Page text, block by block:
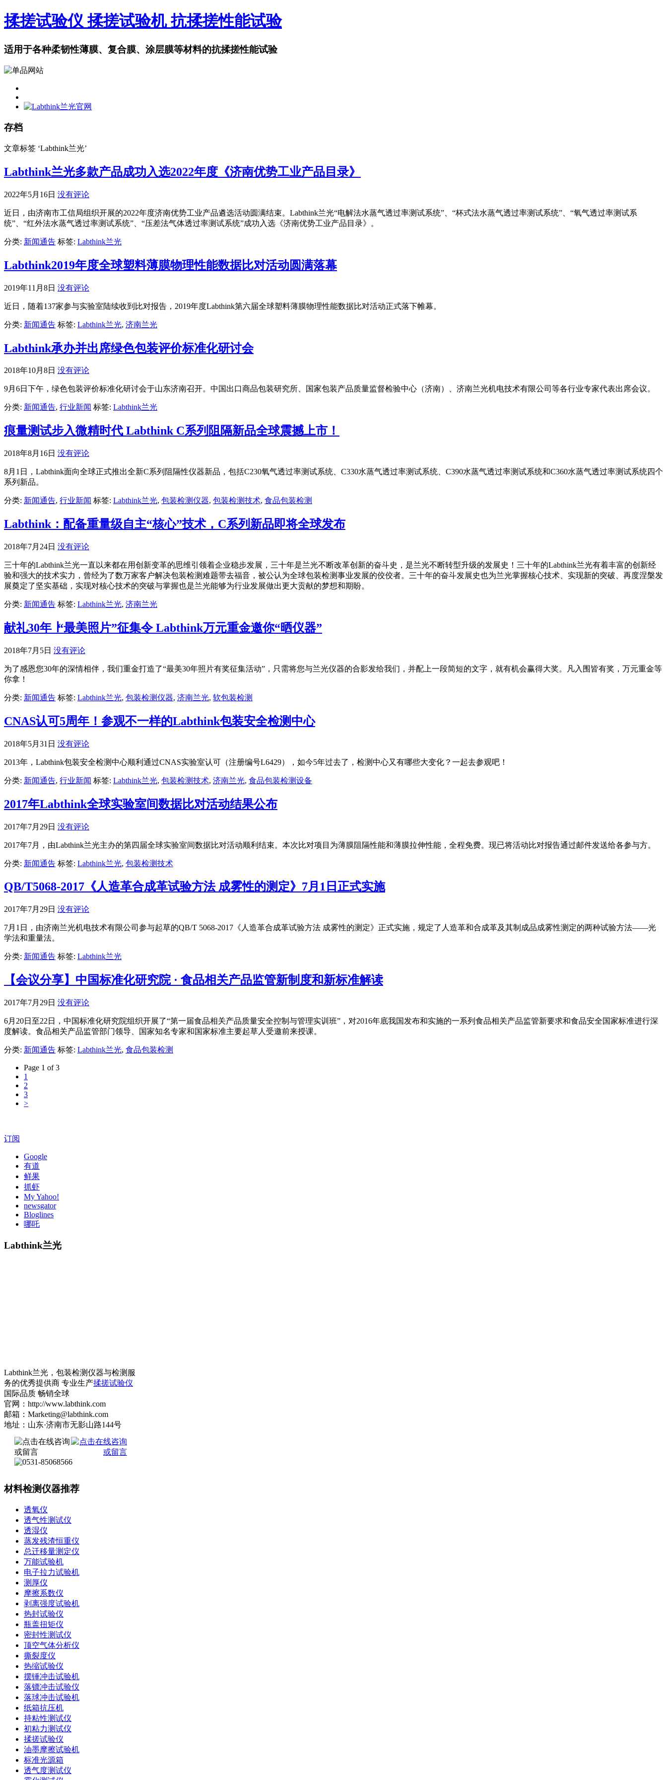
揉搓试验仪 揉搓试验机 抗揉搓性能试验
适用于各种柔韧性薄膜、复合膜、涂层膜等材料的抗揉搓性能试验
存档
文章标签 ‘Labthink兰光’
Labthink兰光多款产品成功入选2022年度《济南优势工业产品目录》
2022年5月16日 没有评论
近日，由济南市工信局组织开展的2022年度济南优势工业产品遴选活动圆满结束。Labthink兰光“电解法水蒸气透过率测试系统”、“杯式法水蒸气透过率测试系统”、“氧气透过率测试系
统”、“红外法水蒸气透过率测试系统”、“压差法气体透过率测试系统”成功入选《济南优势工业产品目录》。
分类: 新闻通告 标签: Labthink兰光
Labthink2019年度全球塑料薄膜物理性能数据比对活动圆满落幕
2019年11月8日 没有评论
近日，随着137家参与实验室陆续收到比对报告，2019年度Labthink第六届全球塑料薄膜物理性能数据比对活动正式落下帷幕。
分类: 新闻通告 标签: Labthink兰光, 济南兰光
Labthink承办并出席绿色包装评价标准化研讨会
2018年10月8日 没有评论
9月6日下午，绿色包装评价标准化研讨会于山东济南召开。中国出口商品包装研究所、国家包装产品质量监督检验中心（济南）、济南兰光机电技术有限公司等各行业专家代表出席会议。
分类: 新闻通告, 行业新闻 标签: Labthink兰光
痕量测试步入微精时代 Labthink C系列阻隔新品全球震撼上市！
2018年8月16日 没有评论
8月1日，Labthink面向全球正式推出全新C系列阻隔性仪器新品，包括C230氧气透过率测试系统、C330水蒸气透过率测试系统、C390水蒸气透过率测试系统和C360水蒸气透过率测试系统四个
系列新品。
分类: 新闻通告, 行业新闻 标签: Labthink兰光, 包装检测仪器, 包装检测技术, 食品包装检测
Labthink：配备重量级自主“核心”技术，C系列新品即将全球发布
2018年7月24日 没有评论
三十年的Labthink兰光一直以来都在用创新变革的思维引领着企业稳步发展，三十年是兰光不断改革创新的奋斗史，是兰光不断转型升级的发展史！三十年的Labthink兰光有着丰富的创新经
验和强大的技术实力，曾经为了数万家客户解决包装检测难题带去福音，被公认为全球包装检测事业发展的佼佼者。三十年的奋斗发展史也为兰光掌握核心技术、实现新的突破、再度涅槃发
展奠定了坚实基础，实现对核心技术的突破与掌握也是兰光能够为行业发展做出更大贡献的梦想和期盼。
分类: 新闻通告 标签: Labthink兰光, 济南兰光
献礼30年 ∣“最美照片”征集令 Labthink万元重金邀你“晒仪器”
2018年7月5日 没有评论
为了感恩您30年的深情相伴，我们重金打造了“最美30年照片有奖征集活动”，只需将您与兰光仪器的合影发给我们，并配上一段简短的文字，就有机会赢得大奖。凡入围皆有奖，万元重金等
你拿！
分类: 新闻通告 标签: Labthink兰光, 包装检测仪器, 济南兰光, 软包装检测
CNAS认可5周年！参观不一样的Labthink包装安全检测中心
2018年5月31日 没有评论
2013年，Labthink包装安全检测中心顺利通过CNAS实验室认可（注册编号L6429），如今5年过去了，检测中心又有哪些大变化？一起去参观吧！
分类: 新闻通告, 行业新闻 标签: Labthink兰光, 包装检测技术, 济南兰光, 食品包装检测设备
2017年Labthink全球实验室间数据比对活动结果公布
2017年7月29日 没有评论
2017年7月，由Labthink兰光主办的第四届全球实验室间数据比对活动顺利结束。本次比对项目为薄膜阻隔性能和薄膜拉伸性能，全程免费。现已将活动比对报告通过邮件发送给各参与方。
分类: 新闻通告 标签: Labthink兰光, 包装检测技术
QB/T5068-2017《人造革合成革试验方法 成雾性的测定》7月1日正式实施
2017年7月29日 没有评论
7月1日，由济南兰光机电技术有限公司参与起草的QB/T 5068-2017《人造革合成革试验方法 成雾性的测定》正式实施，规定了人造革和合成革及其制成品成雾性测定的两种试验方法——光
学法和重量法。
分类: 新闻通告 标签: Labthink兰光
【会议分享】中国标准化研究院 · 食品相关产品监管新制度和新标准解读
2017年7月29日 没有评论
6月20日至22日，中国标准化研究院组织开展了“第一届食品相关产品质量安全控制与管理实训班”，对2016年底我国发布和实施的一系列食品相关产品监管新要求和食品安全国家标准进行深
度解读。食品相关产品监管部门领导、国家知名专家和国家标准主要起草人受邀前来授课。
分类: 新闻通告 标签: Labthink兰光, 食品包装检测
Page 1 of 3
1
2
3
>
订阅
Google
有道
鲜果
抓虾
My Yahoo!
newsgator
Bloglines
哪吒
Labthink兰光
Labthink兰光，包装检测仪器与检测服
务的优秀提供商 专业生产揉搓试验仪
国际品质 畅销全球
官网：http://www.labthink.com
邮箱：Marketing@labthink.com
地址：山东·济南市无影山路144号
材料检测仪器推荐
透氧仪
透气性测试仪
透湿仪
蒸发残渣恒重仪
总迁移量测定仪
万能试验机
电子拉力试验机
测厚仪
摩擦系数仪
剥离强度试验机
热封试验仪
瓶盖扭矩仪
密封性测试仪
顶空气体分析仪
撕裂度仪
热缩试验仪
摆锤冲击试验机
落镖冲击试验仪
落球冲击试验机
纸箱抗压机
持粘性测试仪
初粘力测试仪
揉搓试验仪
油墨摩擦试验机
标准光源箱
透气度测试仪